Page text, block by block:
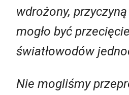
wdrożony,
mogło być
światłowodów
Nie mogliśmy